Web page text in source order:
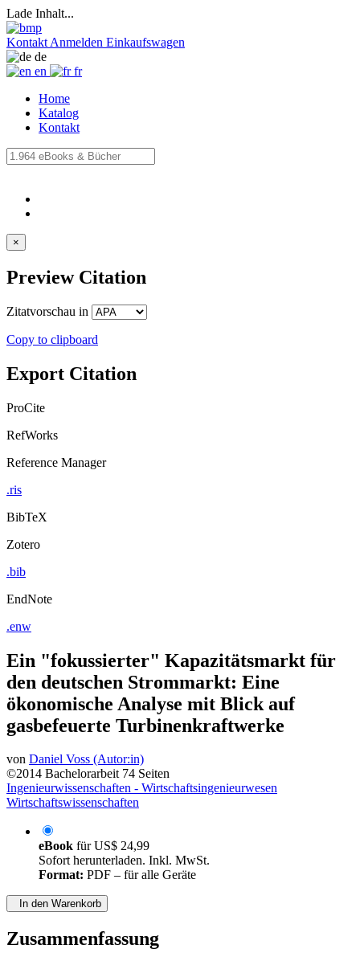
Lade Inhalt...
Kontakt Anmelden Einkaufswagen
de
en
fr
Home
Katalog
Kontakt
×
Preview Citation
Zitatvorschau in
Copy to clipboard
Export Citation
ProCite
RefWorks
Reference Manager
.ris
BibTeX
Zotero
.bib
EndNote
.enw
Ein "fokussierter" Kapazitätsmarkt für
den deutschen Strommarkt: Eine
ökonomische Analyse mit Blick auf
gasbefeuerte Turbinenkraftwerke
von Daniel Voss (Autor:in)
©2014 Bachelorarbeit 74 Seiten
Ingenieurwissenschaften - Wirtschaftsingenieurwesen
Wirtschaftswissenschaften
eBook fürUS$ 24,99
Sofort herunterladen. Inkl. MwSt.
Format: PDF – für alle Geräte
In den Warenkorb
Zusammenfassung